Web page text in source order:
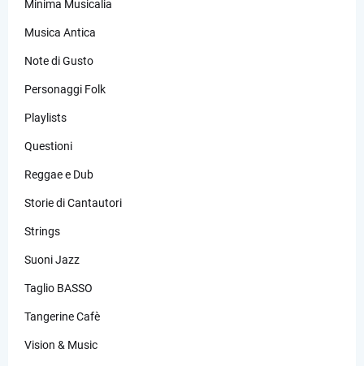
Minima Musicalia
Musica Antica
Note di Gusto
Personaggi Folk
Playlists
Questioni
Reggae e Dub
Storie di Cantautori
Strings
Suoni Jazz
Taglio BASSO
Tangerine Cafè
Vision & Music